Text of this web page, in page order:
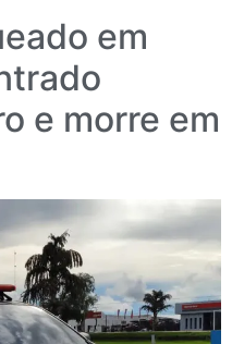
em
e morre em